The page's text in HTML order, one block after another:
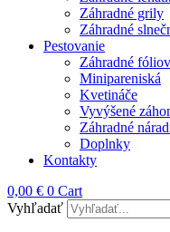
Záhradné grily
Záhradné
Pestovanie
Záhradné
Minipareniská
Kvetináče
Vyvýšené
Záhradné
Doplnky
Kontakty
0,00 € 0 Cart
Vyhľadať